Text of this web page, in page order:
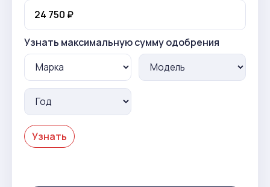
Узнать максимальную сумму одобрения
Узнать